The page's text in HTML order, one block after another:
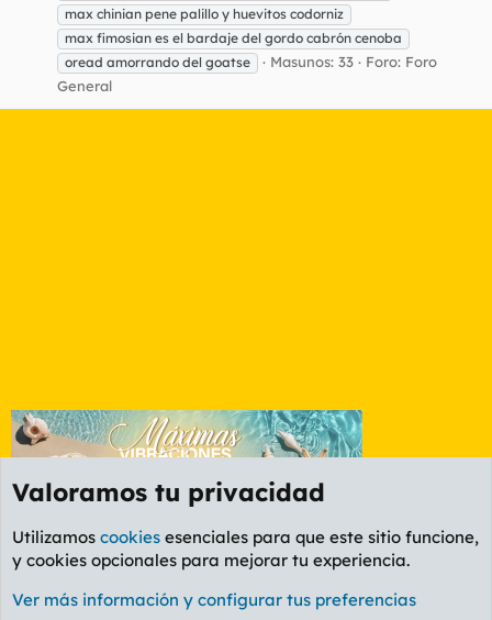
max chinian pene palillo y huevitos codorniz
max fimosian es el bardaje del gordo cabrón cenoba
oread amorrando del goatse
Masunos: 33 Foro: Foro
General
Etiquetas
Cookies
PL OLDSTYLE AMARILLO
Valoramos tu privacidad
Utilizamos cookies esenciales para que este sitio funcione,
y cookies opcionales para mejorar tu experiencia.
Ver más información y configurar tus preferencias